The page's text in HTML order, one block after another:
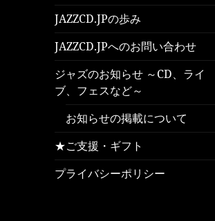
JAZZCD.JPの歩み
JAZZCD.JPへのお問い合わせ
ジャズのお知らせ ～CD、ライ
ブ、フェスなど～
お知らせの掲載について
★ご支援・ギフト
プライバシーポリシー